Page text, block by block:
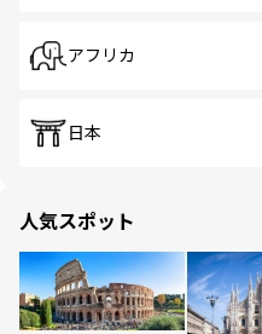
アフリカ
日本
人気スポット